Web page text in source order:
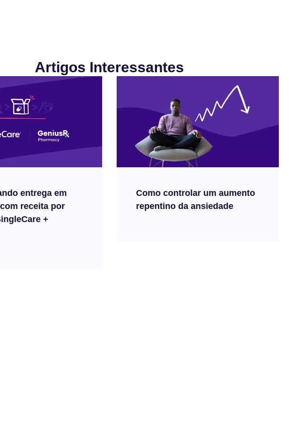
Artigos Interessantes
entrega em
receita por
+
Como controlar um aumento
repentino da ansiedade